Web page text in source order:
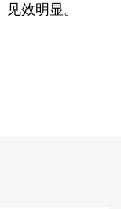
效明显。